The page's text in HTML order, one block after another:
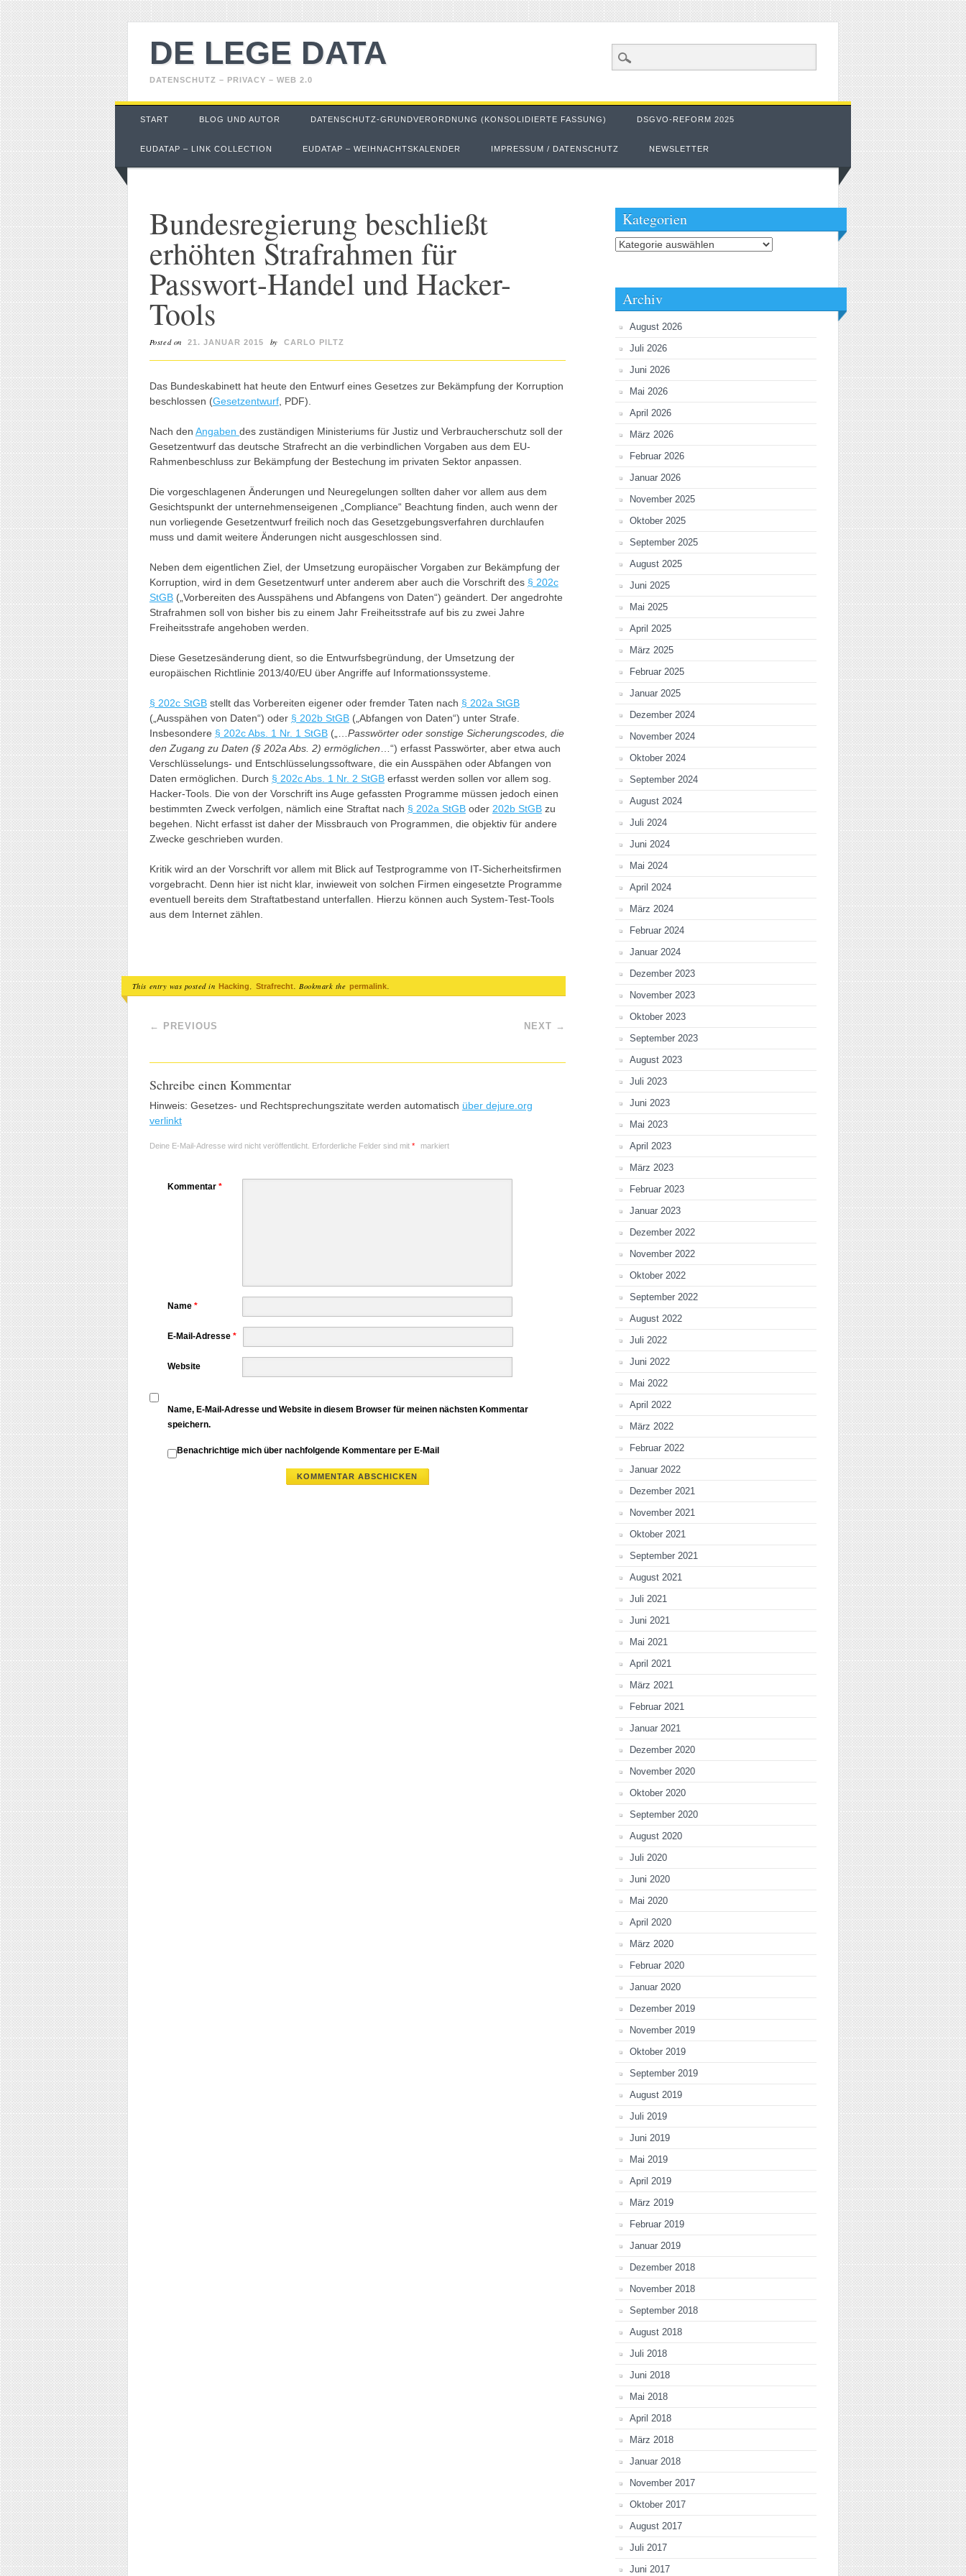
DE LEGE DATA
DATENSCHUTZ – PRIVACY – WEB 2.0
Main menu
Skip
START BLOG UND AUTOR DATENSCHUTZ-GRUNDVERORDNUNG (KONSOLIDIERTE FASSUNG) DSGVO-REFORM 2025
EUDATAP – LINK COLLECTION EUDATAP – WEIHNACHTSKALENDER IMPRESSUM / DATENSCHUTZ NEWSLETTER
Bundesregierung beschließt
erhöhten Strafrahmen für
Passwort-Handel und Hacker-
Tools
Posted on 21. JANUAR 2015 by CARLO PILTZ
Das Bundeskabinett hat heute den Entwurf eines Gesetzes zur Bekämpfung der Korruption
beschlossen (Gesetzentwurf, PDF).
Nach den Angaben des zuständigen Ministeriums für Justiz und Verbraucherschutz soll der
Gesetzentwurf das deutsche Strafrecht an die verbindlichen Vorgaben aus dem EU-
Rahmenbeschluss zur Bekämpfung der Bestechung im privaten Sektor anpassen.
Die vorgeschlagenen Änderungen und Neuregelungen sollten daher vor allem aus dem
Gesichtspunkt der unternehmenseigenen „Compliance“ Beachtung finden, auch wenn der
nun vorliegende Gesetzentwurf freilich noch das Gesetzgebungsverfahren durchlaufen
muss und damit weitere Änderungen nicht ausgeschlossen sind.
Neben dem eigentlichen Ziel, der Umsetzung europäischer Vorgaben zur Bekämpfung der
Korruption, wird in dem Gesetzentwurf unter anderem aber auch die Vorschrift des § 202c
StGB(„Vorbereiten des Ausspähens und Abfangens von Daten“) geändert. Der angedrohte
Strafrahmen soll von bisher bis zu einem Jahr Freiheitsstrafe auf bis zu zwei Jahre
Freiheitsstrafe angehoben werden.
Diese Gesetzesänderung dient, so die Entwurfsbegründung, der Umsetzung der
europäischen Richtlinie 2013/40/EU über Angriffe auf Informationssysteme.
§ 202c StGBstellt das Vorbereiten eigener oder fremder Taten nach § 202a StGB
(„Ausspähen von Daten“) oder § 202b StGB(„Abfangen von Daten“) unter Strafe.
Insbesondere § 202c Abs. 1 Nr. 1 StGB(„… Passwörter oder sonstige Sicherungscodes, die
den Zugang zu Daten (§ 202a Abs. 2) ermöglichen …“) erfasst Passwörter, aber etwa auch
Verschlüsselungs- und Entschlüsselungssoftware, die ein Ausspähen oder Abfangen von
Daten ermöglichen. Durch § 202c Abs. 1 Nr. 2 StGBerfasst werden sollen vor allem sog.
Hacker-Tools. Die von der Vorschrift ins Auge gefassten Programme müssen jedoch einen
bestimmten Zweck verfolgen, nämlich eine Straftat nach § 202a StGBoder 202b StGBzu
begehen. Nicht erfasst ist daher der Missbrauch von Programmen, die objektiv für andere
Zwecke geschrieben wurden.
Kritik wird an der Vorschrift vor allem mit Blick auf Testprogramme von IT-Sicherheitsfirmen
vorgebracht. Denn hier ist nicht klar, inwieweit von solchen Firmen eingesetzte Programme
eventuell bereits dem Straftatbestand unterfallen. Hierzu können auch System-Test-Tools
aus dem Internet zählen.
This entry was posted in Hacking Strafrecht . Bookmark the permalink
Post navigation
← PREVIOUS NEXT →
Schreibe einen Kommentar
Hinweis: Gesetzes- und Rechtsprechungszitate werden automatisch über dejure.org
verlinkt
Deine E-Mail-Adresse wird nicht veröffentlicht. Erforderliche Felder sind mit * markiert
Kommentar *
Name *
E-Mail-Adresse *
Website
Name, E-Mail-Adresse und Website in diesem Browser für meinen nächsten Kommentar
speichern.
Benachrichtige mich über nachfolgende Kommentare per E-Mail
Kategorien
Kategorien
Archiv
August 2026
Juli 2026
Juni 2026
Mai 2026
April 2026
März 2026
Februar 2026
Januar 2026
November 2025
Oktober 2025
September 2025
August 2025
Juni 2025
Mai 2025
April 2025
März 2025
Februar 2025
Januar 2025
Dezember 2024
November 2024
Oktober 2024
September 2024
August 2024
Juli 2024
Juni 2024
Mai 2024
April 2024
März 2024
Februar 2024
Januar 2024
Dezember 2023
November 2023
Oktober 2023
September 2023
August 2023
Juli 2023
Juni 2023
Mai 2023
April 2023
März 2023
Februar 2023
Januar 2023
Dezember 2022
November 2022
Oktober 2022
September 2022
August 2022
Juli 2022
Juni 2022
Mai 2022
April 2022
März 2022
Februar 2022
Januar 2022
Dezember 2021
November 2021
Oktober 2021
September 2021
August 2021
Juli 2021
Juni 2021
Mai 2021
April 2021
März 2021
Februar 2021
Januar 2021
Dezember 2020
November 2020
Oktober 2020
September 2020
August 2020
Juli 2020
Juni 2020
Mai 2020
April 2020
März 2020
Februar 2020
Januar 2020
Dezember 2019
November 2019
Oktober 2019
September 2019
August 2019
Juli 2019
Juni 2019
Mai 2019
April 2019
März 2019
Februar 2019
Januar 2019
Dezember 2018
November 2018
September 2018
August 2018
Juli 2018
Juni 2018
Mai 2018
April 2018
März 2018
Januar 2018
November 2017
Oktober 2017
August 2017
Juli 2017
Juni 2017